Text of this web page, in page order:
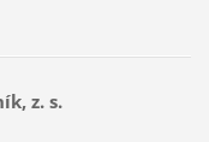
z. s.